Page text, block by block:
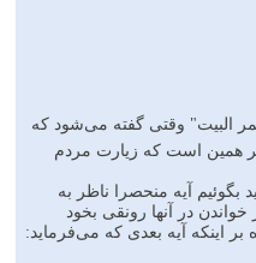
البيت" وقتى گفته مى‌شود كه
همين است كه زيارت مردم
آيه منحصرا ناظر به
در آنها رونقى بخود
اينكه آيه بعدى كه مى‌فرمايد: